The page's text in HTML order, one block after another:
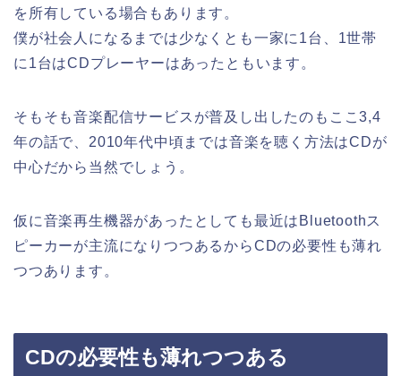
を所有している場合もあります。
僕が社会人になるまでは少なくとも一家に1台、1世帯
に1台はCDプレーヤーはあったともいます。
そもそも音楽配信サービスが普及し出したのもここ3,4
年の話で、2010年代中頃までは音楽を聴く方法はCDが
中心だから当然でしょう。
仮に音楽再生機器があったとしても最近はBluetoothス
ピーカーが主流になりつつあるからCDの必要性も薄れ
つつあります。
CDの必要性も薄れつつある